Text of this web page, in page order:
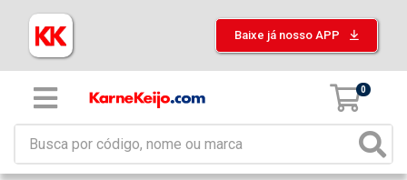
Baixe já nosso APP
0